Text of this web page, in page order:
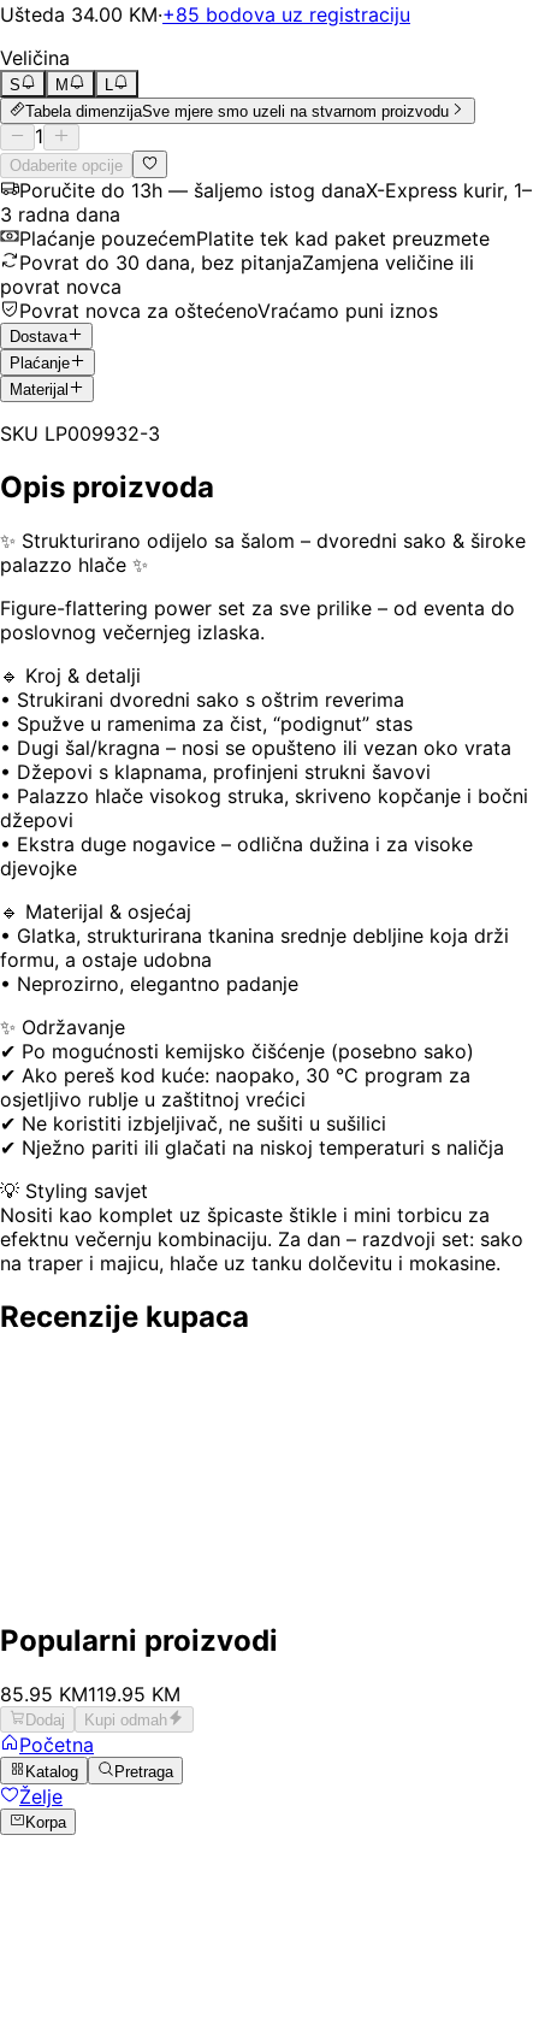
Ušteda 34.00 KM·+85 bodova uz registraciju
Veličina
S M
L
Tabela dimenzijaSve mjere smo uzeli na stvarnom proizvodu
1
Odaberite opcije
Poručite do 13h — šaljemo istog danaX-Express kurir, 1–
3 radna dana
Plaćanje pouzećemPlatite tek kad paket preuzmete
Povrat do 30 dana, bez pitanjaZamjena veličine ili
povrat novca
Povrat novca za oštećenoVraćamo puni iznos
Dostava
Plaćanje
Materijal
SKU LP009932-3
Opis proizvoda
✨ Strukturirano odijelo sa šalom – dvoredni sako & široke
palazzo hlače ✨
Figure-flattering power set za sve prilike – od eventa do
poslovnog večernjeg izlaska.
🔹 Kroj & detalji
• Strukirani dvoredni sako s oštrim reverima
• Spužve u ramenima za čist, “podignut” stas
• Dugi šal/kragna – nosi se opušteno ili vezan oko vrata
• Džepovi s klapnama, profinjeni strukni šavovi
• Palazzo hlače visokog struka, skriveno kopčanje i bočni
džepovi
• Ekstra duge nogavice – odlična dužina i za visoke
djevojke
🔹 Materijal & osjećaj
• Glatka, strukturirana tkanina srednje debljine koja drži
formu, a ostaje udobna
• Neprozirno, elegantno padanje
✨ Održavanje
✔ Po mogućnosti kemijsko čišćenje (posebno sako)
✔ Ako pereš kod kuće: naopako, 30 °C program za
osjetljivo rublje u zaštitnoj vrećici
✔ Ne koristiti izbjeljivač, ne sušiti u sušilici
✔ Nježno pariti ili glačati na niskoj temperaturi s naličja
💡 Styling savjet
Nositi kao komplet uz špicaste štikle i mini torbicu za
efektnu večernju kombinaciju. Za dan – razdvoji set: sako
na traper i majicu, hlače uz tanku dolčevitu i mokasine.
Recenzije kupaca
Popularni proizvodi
85.95 KM119.95 KM
Dodaj Kupi odmah
Početna
Katalog Pretraga
Želje
Korpa